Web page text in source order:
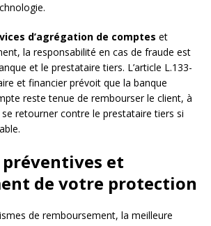
d’agrégation de comptes et
la responsabilité en cas de fraude est
et le prestataire tiers. L’article L.133-
et financier prévoit que la banque
reste tenue de rembourser le client, à
retourner contre le prestataire tiers si
et
de votre protection
de remboursement, la meilleure